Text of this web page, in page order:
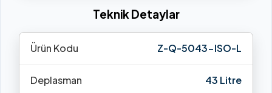
Teknik Detaylar
Ürün Kodu Z-Q-5043-ISO-L
Deplasman 43 Litre